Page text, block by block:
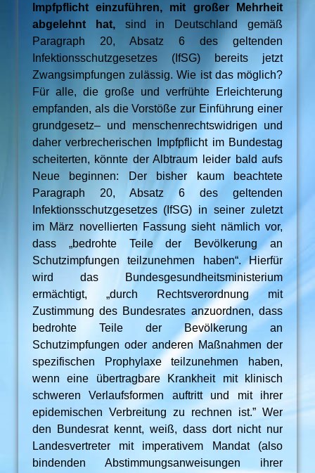
Impfpflicht einzuführen, mit großer Mehrheit
abgelehnt hat, sind in Deutschland gemäß
Paragraph 20, Absatz 6 des geltenden
Infektionsschutzgesetzes (IfSG) bereits jetzt
Zwangsimpfungen zulässig. Wie ist das möglich?
Für alle, die große und verfrühte Erleichterung
empfanden, als die Vorstöße zur Einführung einer
grundgesetz– und menschenrechtswidrigen und
daher verbrecherischen Impfpflicht im Bundestag
scheiterten, könnte der Albtraum leider bald aufs
Neue beginnen: Der bisher kaum beachtete
Paragraph 20, Absatz 6 des geltenden
Infektionsschutzgesetzes (IfSG) in seiner zuletzt
im März novellierten Fassung sieht nämlich vor,
dass „bedrohte Teile der Bevölkerung an
Schutzimpfungen teilzunehmen haben“. Hierfür
wird das Bundesgesundheitsministerium
ermächtigt, „durch Rechtsverordnung mit
Zustimmung des Bundesrates anzuordnen, dass
bedrohte Teile der Bevölkerung an
Schutzimpfungen oder anderen Maßnahmen der
spezifischen Prophylaxe teilzunehmen haben,
wenn eine übertragbare Krankheit mit klinisch
schweren Verlaufsformen auftritt und mit ihrer
epidemischen Verbreitung zu rechnen ist.” Wer
den Bundesrat kennt, weiß, dass dort nicht nur
Landesvertreter mit imperativem Mandat (also
bindenden Abstimmungsanweisungen ihrer